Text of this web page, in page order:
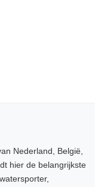
Nederland, België,
hier de belangrijkste